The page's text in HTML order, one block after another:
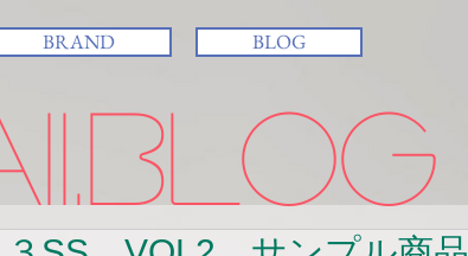
BRAND BLOG